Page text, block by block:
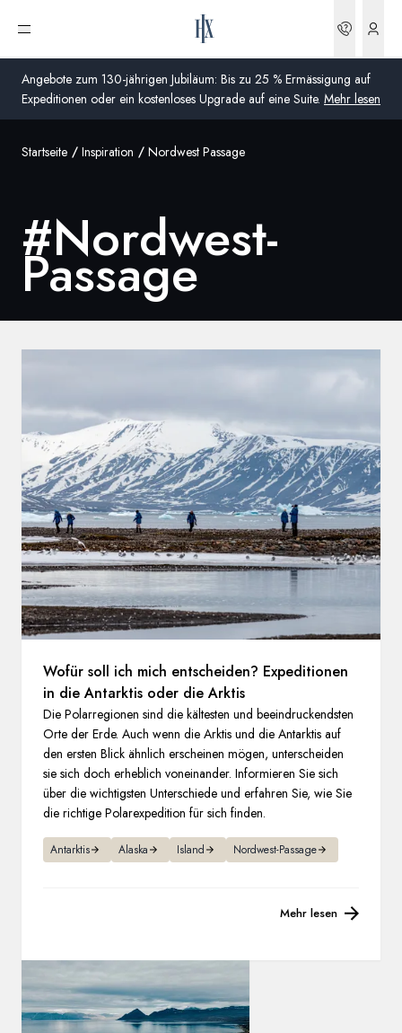
Angebote zum 130-jährigen Jubiläum: Bis zu 25 % Ermässigung auf
Expeditionen oder ein kostenloses Upgrade auf eine Suite. Mehr lesen
Menü öffnen
Vereinigtes Königreich (England, Schottland, Wales
und Nordirland)
USA
Frankreich
Schweden
Dänemark
Norwegen
Global
Startseite Inspiration Nordwest Passage
#Nordwest-
Passage
Wofür soll ich mich entscheiden? Expeditionen
in die Antarktis oder die Arktis
Die Polarregionen sind die kältesten und beeindruckendsten
Orte der Erde. Auch wenn die Arktis und die Antarktis auf
den ersten Blick ähnlich erscheinen mögen, unterscheiden
sie sich doch erheblich voneinander. Informieren Sie sich
über die wichtigsten Unterschiede und erfahren Sie, wie Sie
die richtige Polarexpedition für sich finden.
Antarktis Alaska Island Nordwest-Passage
Mehr lesen